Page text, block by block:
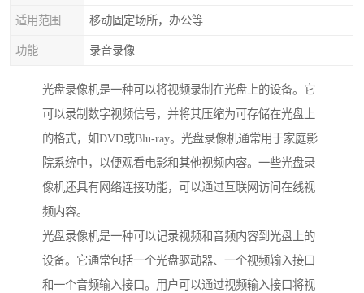
适用范围 移动固定场所，办公等
功能 录音录像
光盘录像机是一种可以将视频录制在光盘上的设备。它
可以录制数字视频信号，并将其压缩为可存储在光盘上
的格式，如DVD或Blu-ray。光盘录像机通常用于家庭影
院系统中，以便观看电影和其他视频内容。一些光盘录
像机还具有网络连接功能，可以通过互联网访问在线视
频内容。
光盘录像机是一种可以记录视频和音频内容到光盘上的
设备。它通常包括一个光盘驱动器、一个视频输入接口
和一个音频输入接口。用户可以通过视频输入接口将视